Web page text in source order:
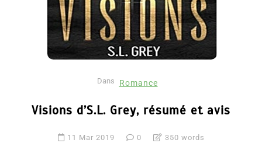
Dans Romance
Visions d’S.L. Grey, résumé et avis
11 Mar 2019 0 350 words